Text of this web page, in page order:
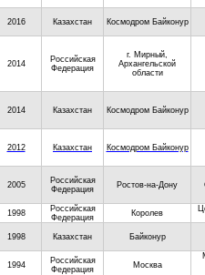
2016 Казахстан Космодром Байконур
2014
Российская
Федерация
г. Мирный,
Архангельской
области
2014 Казахстан Космодром Байконур
2012 Казахстан Космодром Байконур
2005
Российская
Федерация
Ростов-на-Дону
1998
Российская
Федерация
Королев
1998 Казахстан Байконур
1994
Российская
Федерация
Москва